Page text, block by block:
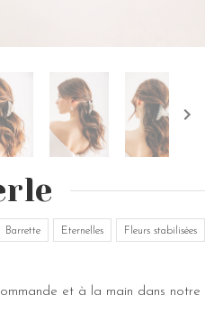
Barrette Eternelles Fleurs stabilisées
et à la main dans notre